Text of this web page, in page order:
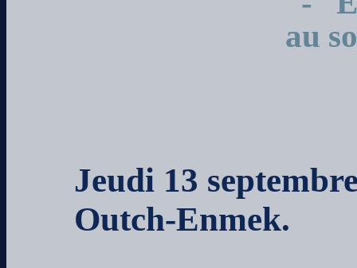
au
Jeudi 13
Outch-Enmek.